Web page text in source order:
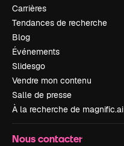
Carrières
Tendances de recherche
Blog
Événements
Slidesgo
Vendre mon contenu
Salle de presse
À la recherche de magnific.ai
Nous contacter